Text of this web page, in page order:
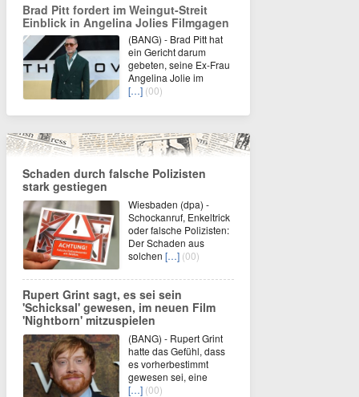
Brad Pitt fordert im Weingut-Streit
Einblick in Angelina Jolies Filmgagen
(BANG) - Brad Pitt hat
ein Gericht darum
gebeten, seine Ex-Frau
Angelina Jolie im
[…] (00)
Schaden durch falsche Polizisten
stark gestiegen
Wiesbaden (dpa) -
Schockanruf, Enkeltrick
oder falsche Polizisten:
Der Schaden aus
solchen […] (00)
Rupert Grint sagt, es sei sein
'Schicksal' gewesen, im neuen Film
'Nightborn' mitzuspielen
(BANG) - Rupert Grint
hatte das Gefühl, dass
es vorherbestimmt
gewesen sei, eine
[…] (00)